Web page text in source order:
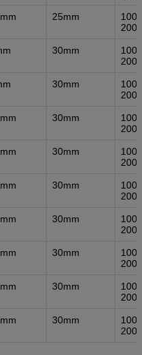
25mm
30mm
30mm
30mm
30mm
30mm
30mm
30mm
30mm
30mm